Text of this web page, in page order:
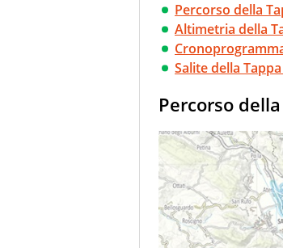
Percorso della
Altimetria della
Salite della
Percorso